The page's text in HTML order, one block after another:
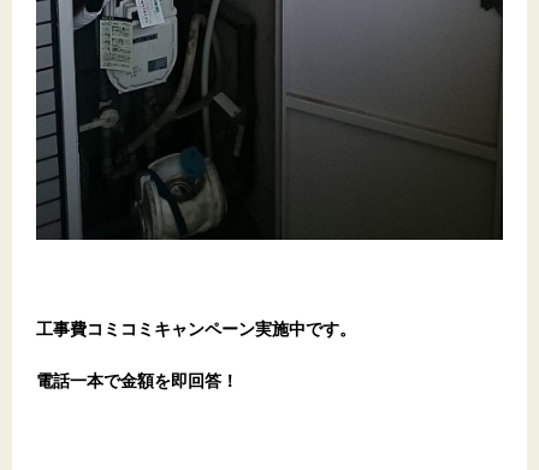
工事費コミコミキャンペーン実施中です。
電話一本で金額を即回答！